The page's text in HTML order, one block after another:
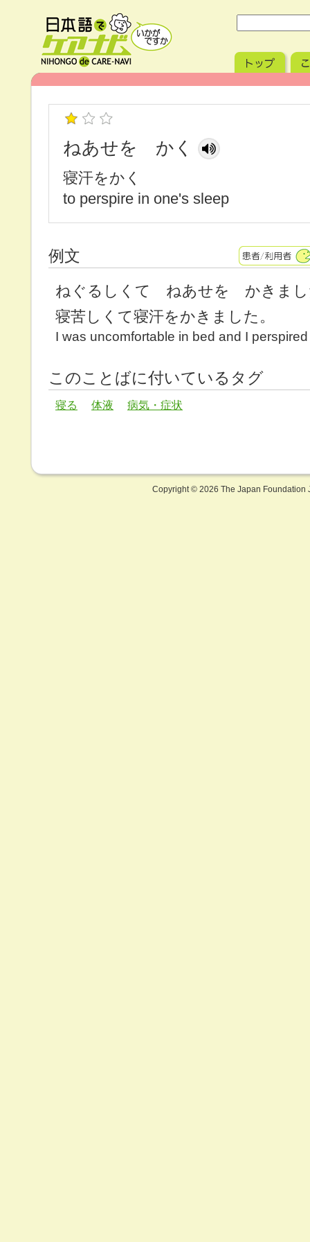
ねあせを かく
寝汗をかく
to perspire in one's sleep
例文
ねぐるしくて ねあせを かきまし
寝苦しくて寝汗をかきました。
I was uncomfortable in bed and I
このことばに付いているタグ
寝る 体液 病気・症状
Copyright © 2026 The Japan Foundation